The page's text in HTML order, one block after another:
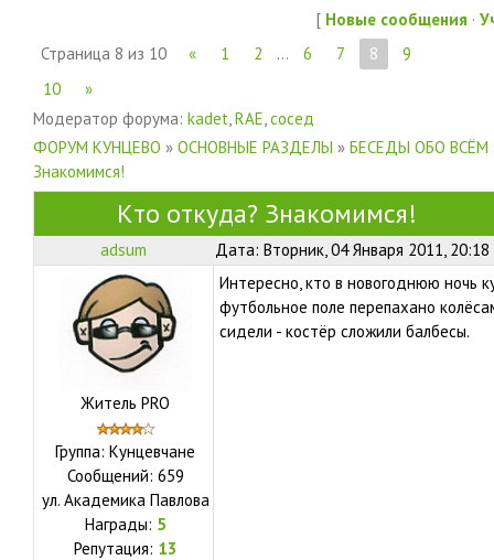
[ Новые сообщения ·
Страница 8 из 10 « 1 2 … 6 7 8
9
10
»
Модератор форума: kadet,RAE,сосед
ФОРУМ КУНЦЕВО » ОСНОВНЫЕ РАЗДЕЛЫ » БЕСЕДЫ ОБО ВСЁМ
Знакомимся!
Кто откуда? Знакомимся!
adsum Дата: Вторник, 04 Января 2011,
Житель PRO
Группа: Кунцевчане
Сообщений: 659
ул. Академика Павлова
Награды: 5
Репутация: 13
Интересно, кто в новогоднюю ночь
футбольное поле перепахано
сидели - костёр сложили балбесы.